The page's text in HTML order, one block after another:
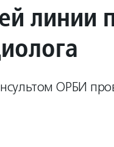
линии
ОРБИ